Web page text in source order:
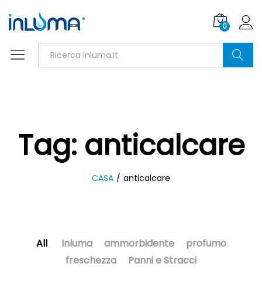
0
Tag: anticalcare
CASA / anticalcare
All Inluma ammorbidente
profumo
freschezza
Panni e Stracci